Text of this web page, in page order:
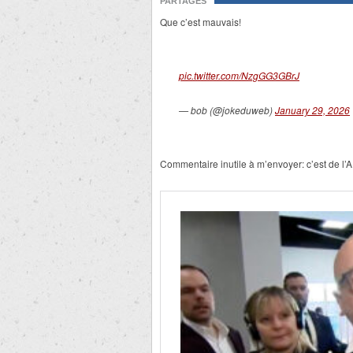
Que c’est mauvais!
pic.twitter.com/NzgGG3GBrJ
— bob (@jokeduweb)January 29, 2026
Commentaire inutile à m’envoyer: c’est de